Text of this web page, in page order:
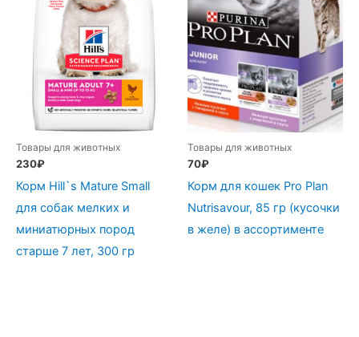
Товары для животных
230₽
Корм Hill`s Mature Small
для собак мелких и
миниатюрных пород
старше 7 лет, 300 гр
Товары для животных
70₽
Корм для кошек Pro Plan
Nutrisavour, 85 гр (кусочки
в желе) в ассортименте